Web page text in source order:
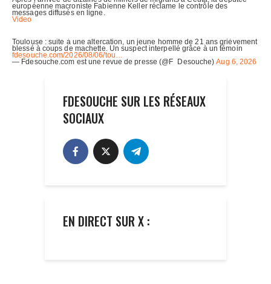
FDESOUCHE SUR LES RÉSEAUX
SOCIAUX
EN DIRECT SUR X :